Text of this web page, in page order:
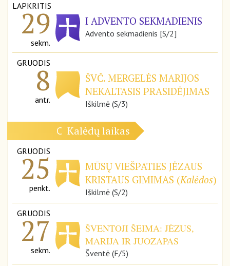
LAPKRITIS
29
sekm.
I ADVENTO SEKMADIENIS
Advento sekmadienis [S/2]
GRUODIS
8
antr.
ŠVČ. MERGELĖS MARIJOS
NEKALTASIS PRASIDĖJIMAS
Iškilmė (S/3)
C Kalėdų laikas
GRUODIS
25
penkt.
MŪSŲ VIEŠPATIES JĖZAUS
KRISTAUS GIMIMAS (Kalėdos)
Iškilmė (S/2)
GRUODIS
27
sekm.
ŠVENTOJI ŠEIMA: JĖZUS,
MARIJA IR JUOZAPAS
Šventė (F/5)